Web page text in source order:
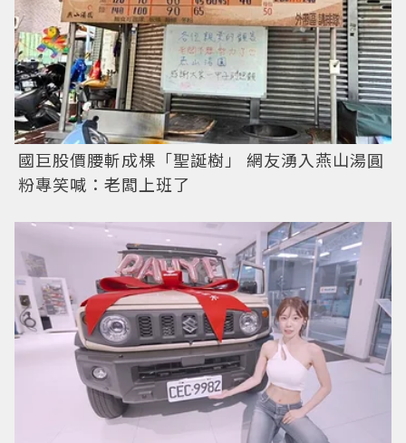
國巨股價腰斬成棵「聖誕樹」 網友湧入燕山湯圓
粉專笑喊：老闆上班了